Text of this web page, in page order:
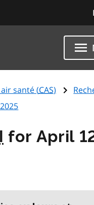
santé (CAS)
for April